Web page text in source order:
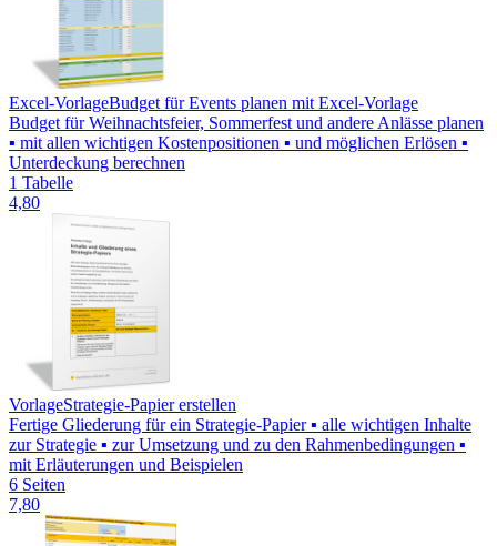
Excel-VorlageBudget für Events planen mit Excel-Vorlage
Budget für Weihnachtsfeier, Sommerfest und andere Anlässe planen
▪ mit allen wichtigen Kostenpositionen ▪ und möglichen Erlösen ▪
Unterdeckung berechnen
1 Tabelle
4,80
VorlageStrategie-Papier erstellen
Fertige Gliederung für ein Strategie-Papier ▪ alle wichtigen Inhalte
zur Strategie ▪ zur Umsetzung und zu den Rahmenbedingungen ▪
mit Erläuterungen und Beispielen
6 Seiten
7,80